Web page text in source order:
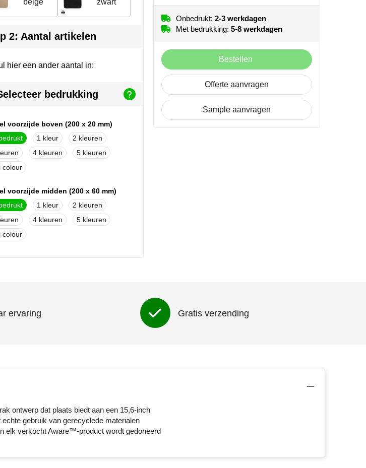
beige zwart
2: Aantal artikelen
hier een ander aantal in:
bedrukking
voorzijde boven (200 x 20 mm)
1
2
4
5
colour
voorzijde midden (200 x 60 mm)
1
2
4
5
colour
Onbedrukt: 2-3 werkdagen
Met bedrukking: 5-8 werkdagen
Bestellen
Offerte aanvragen
Sample aanvragen
ervaring Gratis verzending
ontwerp dat plaats biedt aan een 15,6-inch
gebruik van gerecyclede materialen
elk verkocht Aware™-product wordt gedoneerd